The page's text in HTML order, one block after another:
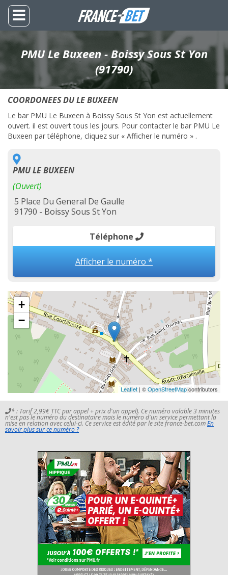
PMU Le Buxeen - Boissy Sous St Yon
(91790)
COORDONEES DU LE BUXEEN
Le bar PMU Le Buxeen à Boissy Sous St Yon est actuellement
ouvert. il est ouvert tous les jours. Pour contacter le bar PMU Le
Buxeen par téléphone, cliquez sur « Afficher le numéro » .
PMU LE BUXEEN
(Ouvert)
5 Place Du General De Gaulle
91790 - Boissy Sous St Yon
Téléphone
Afficher le numéro *
+
−
Leaflet | ©OpenStreetMapcontributors
* : Tarif 2,99€ TTC par appel + prix d'un appel). Ce numéro valable 3 minutes
n'est pas le numéro du destinataire mais le numéro d'un service permettant la
mise en relation avec celui-ci. Ce service est édité par le site france-bet.comEn
savoir plus sur ce numéro ?